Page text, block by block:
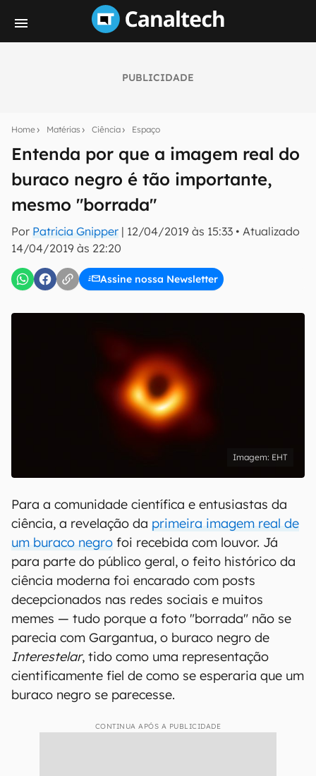
PUBLICIDADE
Home Matérias Ciência Espaço
Entenda por que a imagem real do
buraco negro é tão importante,
mesmo "borrada"
Por Patricia Gnipper | 12/04/2019 às 15:33 • Atualizado
14/04/2019 às 22:20
Assine nossa Newsletter
notícias e reviews sobre tecnologia em primeira
mão.
E-mail
inscreva-se
Confirmo que li, aceito e concordo com os Termos de
Uso e Política de Privacidade do Canaltech.
EHT
Para a comunidade científica e entusiastas da
ciência, a revelação da primeira imagem real de
um buraco negro foi recebida com louvor. Já
para parte do público geral, o feito histórico da
ciência moderna foi encarado com posts
decepcionados nas redes sociais e muitos
memes — tudo porque a foto "borrada" não se
parecia com Gargantua, o buraco negro de
Interestelar, tido como uma representação
cientificamente fiel de como se esperaria que um
buraco negro se parecesse.
CONTINUA APÓS A PUBLICIDADE